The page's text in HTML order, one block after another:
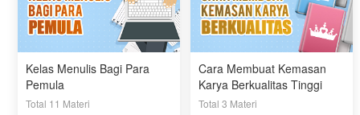
Kelas Menulis Bagi Para
Pemula
Total 11 Materi
Cara Membuat Kemasan
Karya Berkualitas Tinggi
Total 3 Materi